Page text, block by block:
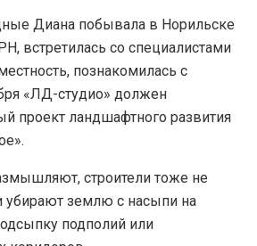
Диана побывала в Норильске
встретилась со специалистами
познакомилась с
«ЛД-студио» должен
проект ландшафтного развития
строители тоже не
убирают землю с насыпи на
подполий или